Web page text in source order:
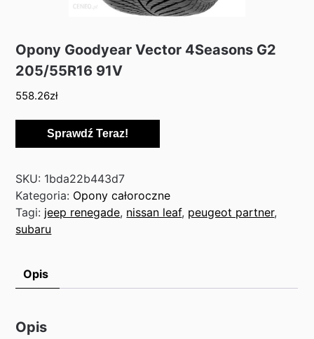
Opony Goodyear Vector 4Seasons G2
205/55R16 91V
558.26zł
Sprawdź Teraz!
SKU: 1bda22b443d7
Kategoria: Opony całoroczne
Tagi: jeep renegade, nissan leaf, peugeot partner,
subaru
Opis
Opis